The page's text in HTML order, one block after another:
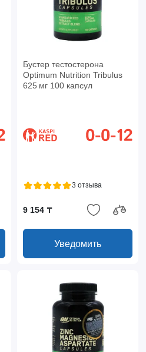
Бустер тестостерона
Optimum Nutrition Tribulus
625 мг 100 капсул
3 отзыва
9 154 ₸
Уведомить